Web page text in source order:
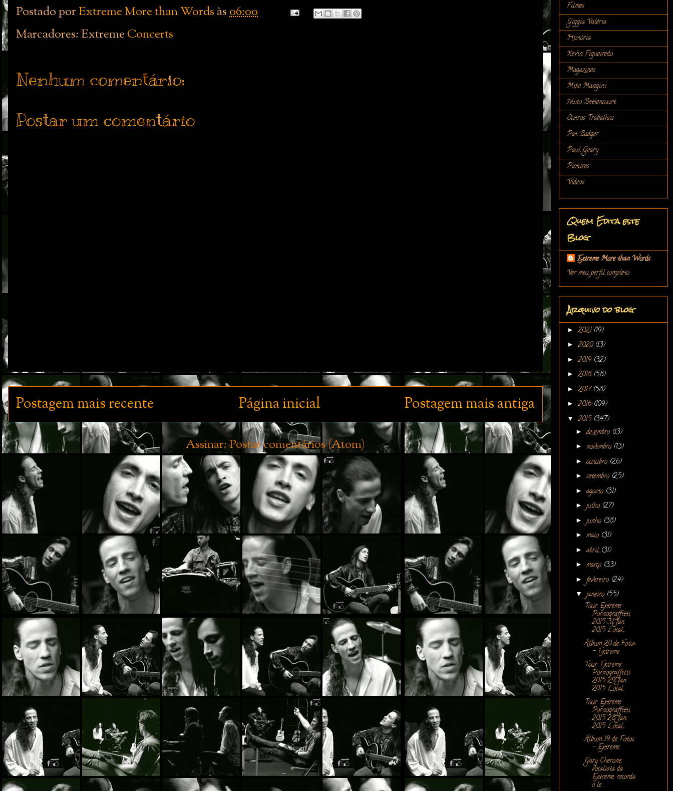
Postado porExtreme More than Words às06:00
Marcadores: Extreme Concerts
Nenhum comentário:
Postar um comentário
Postagem mais recente Postagem mais antiga
Página inicial
Assinar:Postar comentários (Atom)
Filmes
Gíggia Valéria
História
Kevin Figueiredo
Magazines
Mike Mangini
Nuno Bettencourt
Outros Trabalhos
Pat Badger
Paul Geary
Pictures
Vídeos
Quem Edita este
Blog
Extreme More than Words
Ver meu perfil completo
Arquivo do blog
► 2021 (19)
► 2020 (13)
► 2019 (32)
► 2018 (58)
► 2017(58)
► 2016 (109)
▼ 2015 (347)
► dezembro (13)
► novembro (13)
► outubro (26)
►setembro (25)
► agosto (31)
► julho (27)
► junho (38)
► maio (31)
► abril (31)
► março (33)
► fevereiro (24)
▼ janeiro (55)
Tour Extreme
Pornograffitti
2015 31 Jan
2015 Local...
Álbum 20 de Fotos
- Extreme
Tour Extreme
Pornograffitti
2015 29 Jan
2015 Local...
Tour Extreme
Pornograffitti
2015 28 Jan
2015 Local...
Álbum 19 de Fotos
- Extreme
Gary Cherone,
vocalista da
Extreme, recorda
o le...